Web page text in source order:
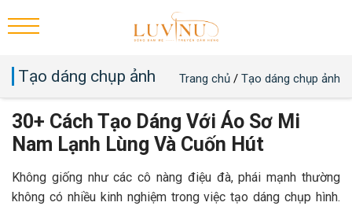
Tạo dáng chụp ảnh Trang chủ / Tạo dáng chụp ảnh
30+ Cách Tạo Dáng Với Áo Sơ Mi
Nam Lạnh Lùng Và Cuốn Hút
Không giống như các cô nàng điệu đà, phái mạnh thường
không có nhiều kinh nghiệm trong việc tạo dáng chụp hình.